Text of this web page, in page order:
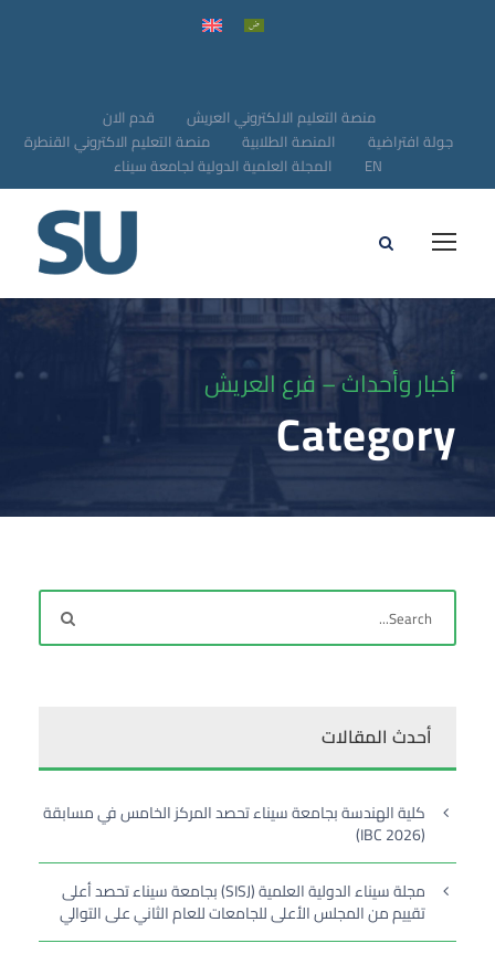
قدم الان
منصة التعليم الالكتروني العريش
منصة التعليم الاكتروني القنطرة
المنصة الطلابية
جولة افتراضية
المجلة العلمية الدولية لجامعة سيناء
EN
أخبار وأحداث – فرع العريش
Category
أحدث المقالات
كلية الهندسة بجامعة سيناء تحصد المركز الخامس في مسابقة
(IBC 2026)
مجلة سيناء الدولية العلمية (SISJ) بجامعة سيناء تحصد أعلى
تقييم من المجلس الأعلى للجامعات للعام الثاني على التوالي